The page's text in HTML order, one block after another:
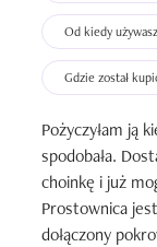
Od kiedy
Gdzie został
Pożyczyłam ją
spodobała.
choinkę i już
Prostownica
dołączony